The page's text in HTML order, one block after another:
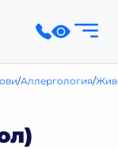
Аллергология